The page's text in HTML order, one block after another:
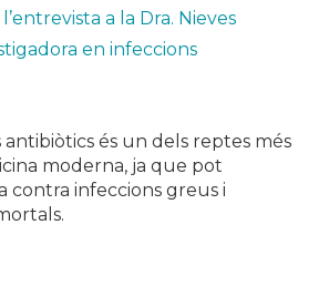
a la Dra. Nieves
en infeccions
antibiòtics és un dels reptes més
moderna, ja que pot
contra infeccions greus i